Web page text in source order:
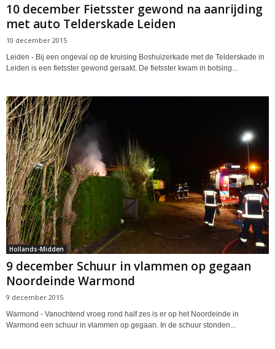
10 december Fietsster gewond na aanrijding
met auto Telderskade Leiden
10 december 2015
Leiden - Bij een ongeval op de kruising Boshuizerkade met de Telderskade in
Leiden is een fietsster gewond geraakt. De fietsster kwam in botsing...
Hollands-Midden
9 december Schuur in vlammen op gegaan
Noordeinde Warmond
9 december 2015
Warmond - Vanochtend vroeg rond half zes is er op het Noordeinde in
Warmond een schuur in vlammen op gegaan. In de schuur stonden...